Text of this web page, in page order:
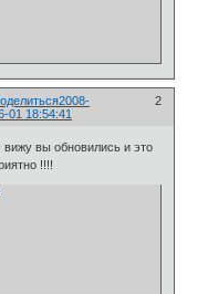
2
2008-
01 18:54:41
вы обновились и это
!!!!